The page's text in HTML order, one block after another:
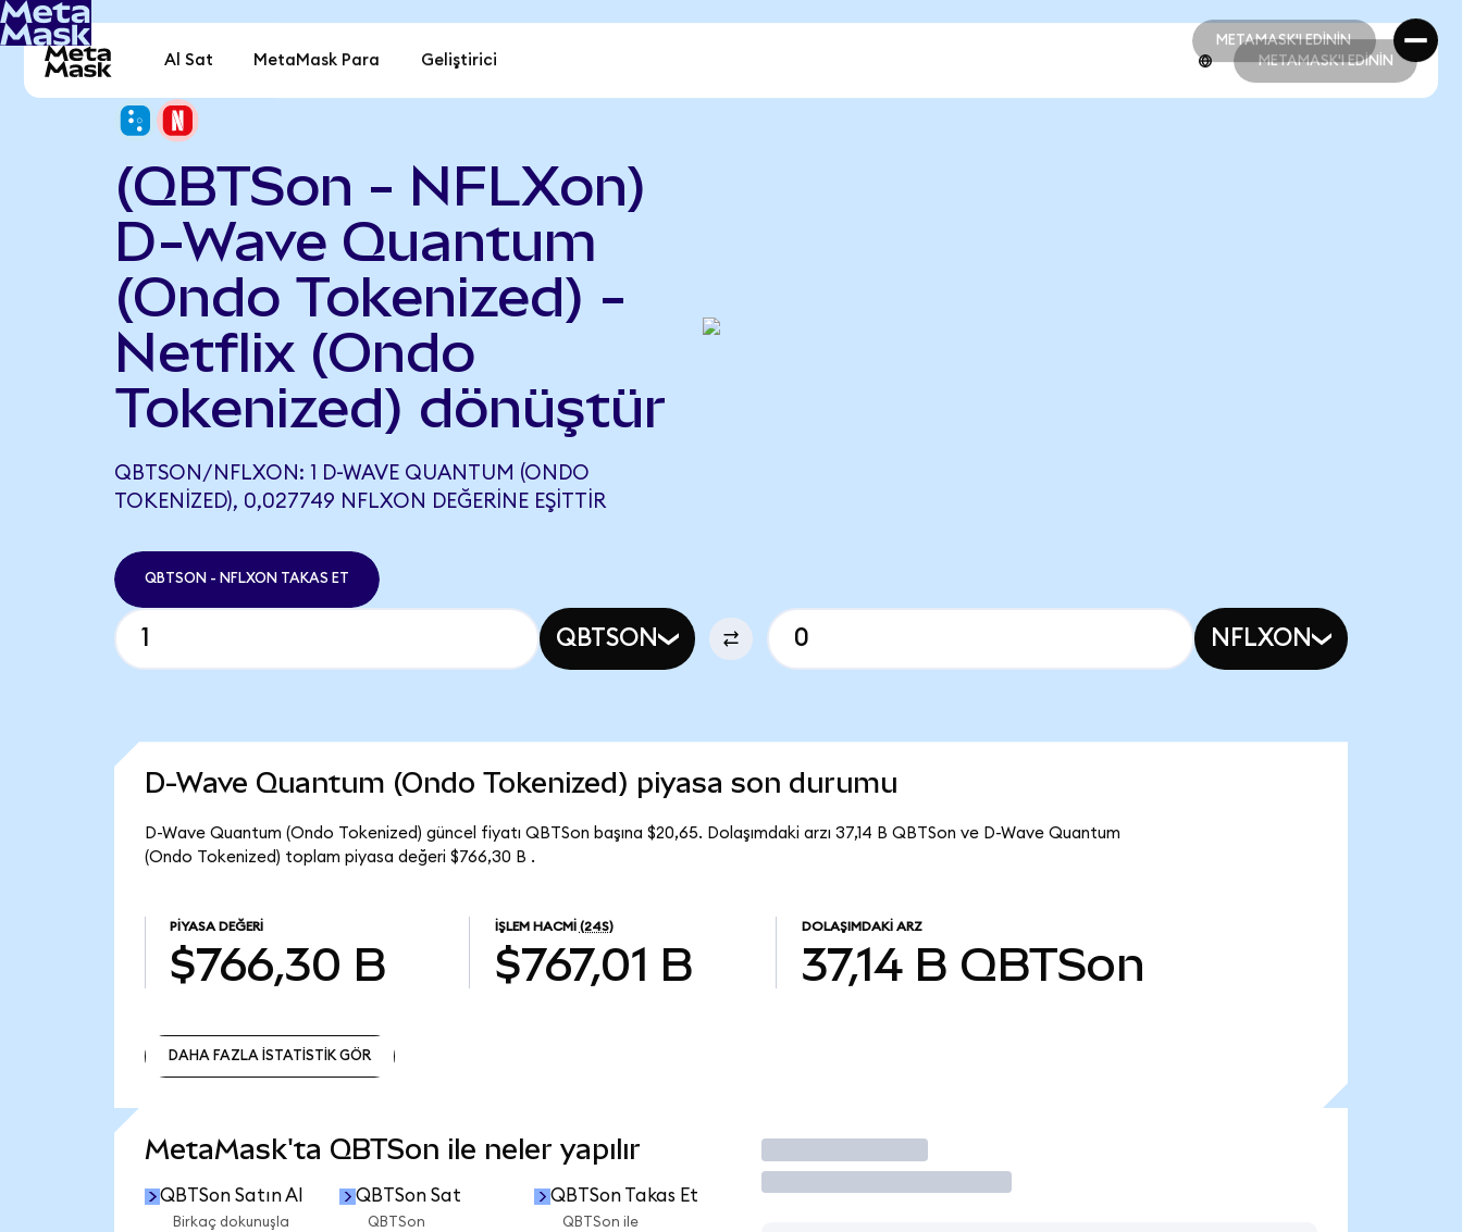
METAMASK'I EDİNİN
METAMASK'I EDİNİN
Al Sat MetaMask Para Geliştirici METAMASK'I EDİNİN
(QBTSon - NFLXon)
D-Wave Quantum
(Ondo Tokenized) -
Netflix (Ondo
Tokenized) dönüştür
QBTSON/NFLXON: 1 D-WAVE QUANTUM (ONDO
TOKENIZED), 0,027749 NFLXON DEĞERINE EŞITTIR
QBTSON - NFLXON TAKAS ET
QBTSON NFLXON
D-Wave Quantum (Ondo Tokenized) piyasa son durumu
D-Wave Quantum (Ondo Tokenized) güncel fiyatı QBTSon başına $20,65. Dolaşımdaki arzı 37,14 B QBTSon ve D-Wave Quantum
(Ondo Tokenized) toplam piyasa değeri $766,30 B .
PIYASA DEĞERI
$766,30 B
İŞLEM HACMI (24S)
$767,01 B
DOLAŞIMDAKI ARZ
37,14 B QBTSon
DAHA FAZLA İSTATİSTİK GÖR
MetaMask'ta QBTSon ile neler yapılır
QBTSon Satın Al
Birkaç dokunuşla
QBTSon Sat
QBTSon
QBTSon Takas Et
QBTSon ile
İşlem Yap